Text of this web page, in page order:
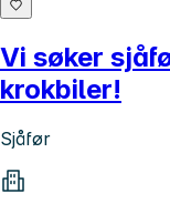
Vi søker
krokbiler!
Sjåfør